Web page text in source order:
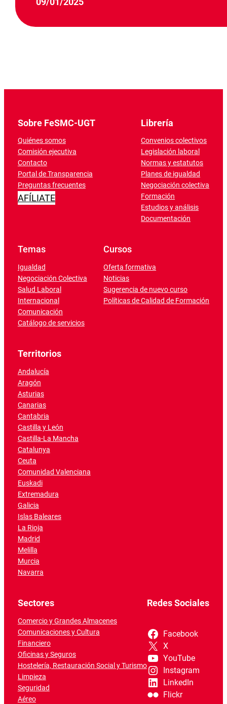
Sobre FeSMC-UGT
Quiénes somos
Comisión ejecutiva
Contacto
Portal de Transparencia
Preguntas frecuentes
AFÍLIATE
Librería
Convenios colectivos
Legislación laboral
Normas y estatutos
Planes de igualdad
Negociación colectiva
Formación
Estudios y análisis
Documentación
Temas
Igualdad
Negociación Colectiva
Salud Laboral
Internacional
Comunicación
Catálogo de servicios
Cursos
Oferta formativa
Noticias
Sugerencia de nuevo curso
Políticas de Calidad de Formación
Territorios
Andalucía
Aragón
Asturias
Canarias
Cantabria
Castilla y León
Castilla-La Mancha
Catalunya
Ceuta
Comunidad Valenciana
Euskadi
Extremadura
Galicia
Islas Baleares
La Rioja
Madrid
Melilla
Murcia
Navarra
Sectores
Comercio y Grandes Almacenes
Comunicaciones y Cultura
Financiero
Oficinas y Seguros
Hostelería, Restauración Social y Turismo
Limpieza
Seguridad
Aéreo
Redes Sociales
Facebook
X
YouTube
Instagram
LinkedIn
Flickr